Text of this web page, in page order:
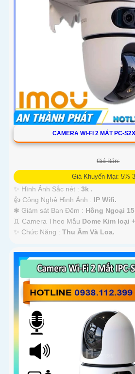
CAMERA WI-FI 2 MẮT PC-
Giá Bán:
Giá Khuyến Mại: 5%-
✨ Hình Ảnh Sắc nét : 3k .
👍 Công Nghệ Hình Ảnh : IP Wifi.
❃ Giám sát Ban Đêm : Hồng Ngoại
♊ Camera Theo Mẫu Dome Kim loại
️✨ Chức Năng : Thu Âm Và Loa.